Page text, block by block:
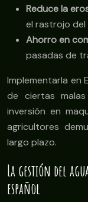
Reduce la
el rastrojo
Ahorro en
pasadas de
Implementarla en
de ciertas
inversión en
agricultores
largo plazo.
La gestión del
español